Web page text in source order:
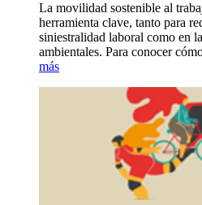
La movilidad sostenible al
herramienta clave, tanto para
siniestralidad laboral como en
ambientales. Para conocer
más